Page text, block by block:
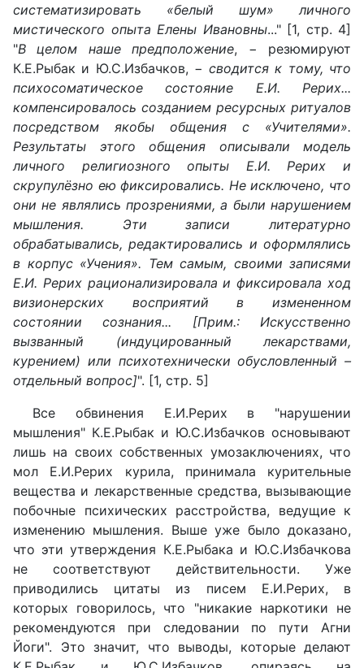
систематизировать «белый шум» личного
мистического опыта Елены Ивановны..." [1, стр. 4]
"В целом наше предположение, − резюмируют
К.Е.Рыбак и Ю.С.Избачков, −сводится к тому, что
психосоматическое состояние Е.И. Рерих...
компенсировалось созданием ресурсных ритуалов
посредством якобы общения с «Учителями».
Результаты этого общения описывали модель
личного религиозного опыты Е.И. Рерих и
скрупулёзно ею фиксировались. Не исключено, что
они не являлись прозрениями, а были нарушением
мышления. Эти записи литературно
обрабатывались, редактировались и оформлялись
в корпус «Учения». Тем самым, своими записями
Е.И. Рерих рационализировала и фиксировала ход
визионерских восприятий в измененном
состоянии сознания... [Прим.: Искусственно
вызванный (индуцированный лекарствами,
курением) или психотехнически обусловленный –
отдельный вопрос]". [1, стр. 5]
Все обвинения Е.И.Рерих в "нарушении
мышления" К.Е.Рыбак и Ю.С.Избачков основывают
лишь на своих собственных умозаключениях, что
мол Е.И.Рерих курила, принимала курительные
вещества и лекарственные средства, вызывающие
побочные психических расстройства, ведущие к
изменению мышления. Выше уже было доказано,
что эти утверждения К.Е.Рыбака и Ю.С.Избачкова
не соответствуют действительности. Уже
приводились цитаты из писем Е.И.Рерих, в
которых говорилось, что "никакие наркотики не
рекомендуются при следовании по пути Агни
Йоги". Это значит, что выводы, которые делают